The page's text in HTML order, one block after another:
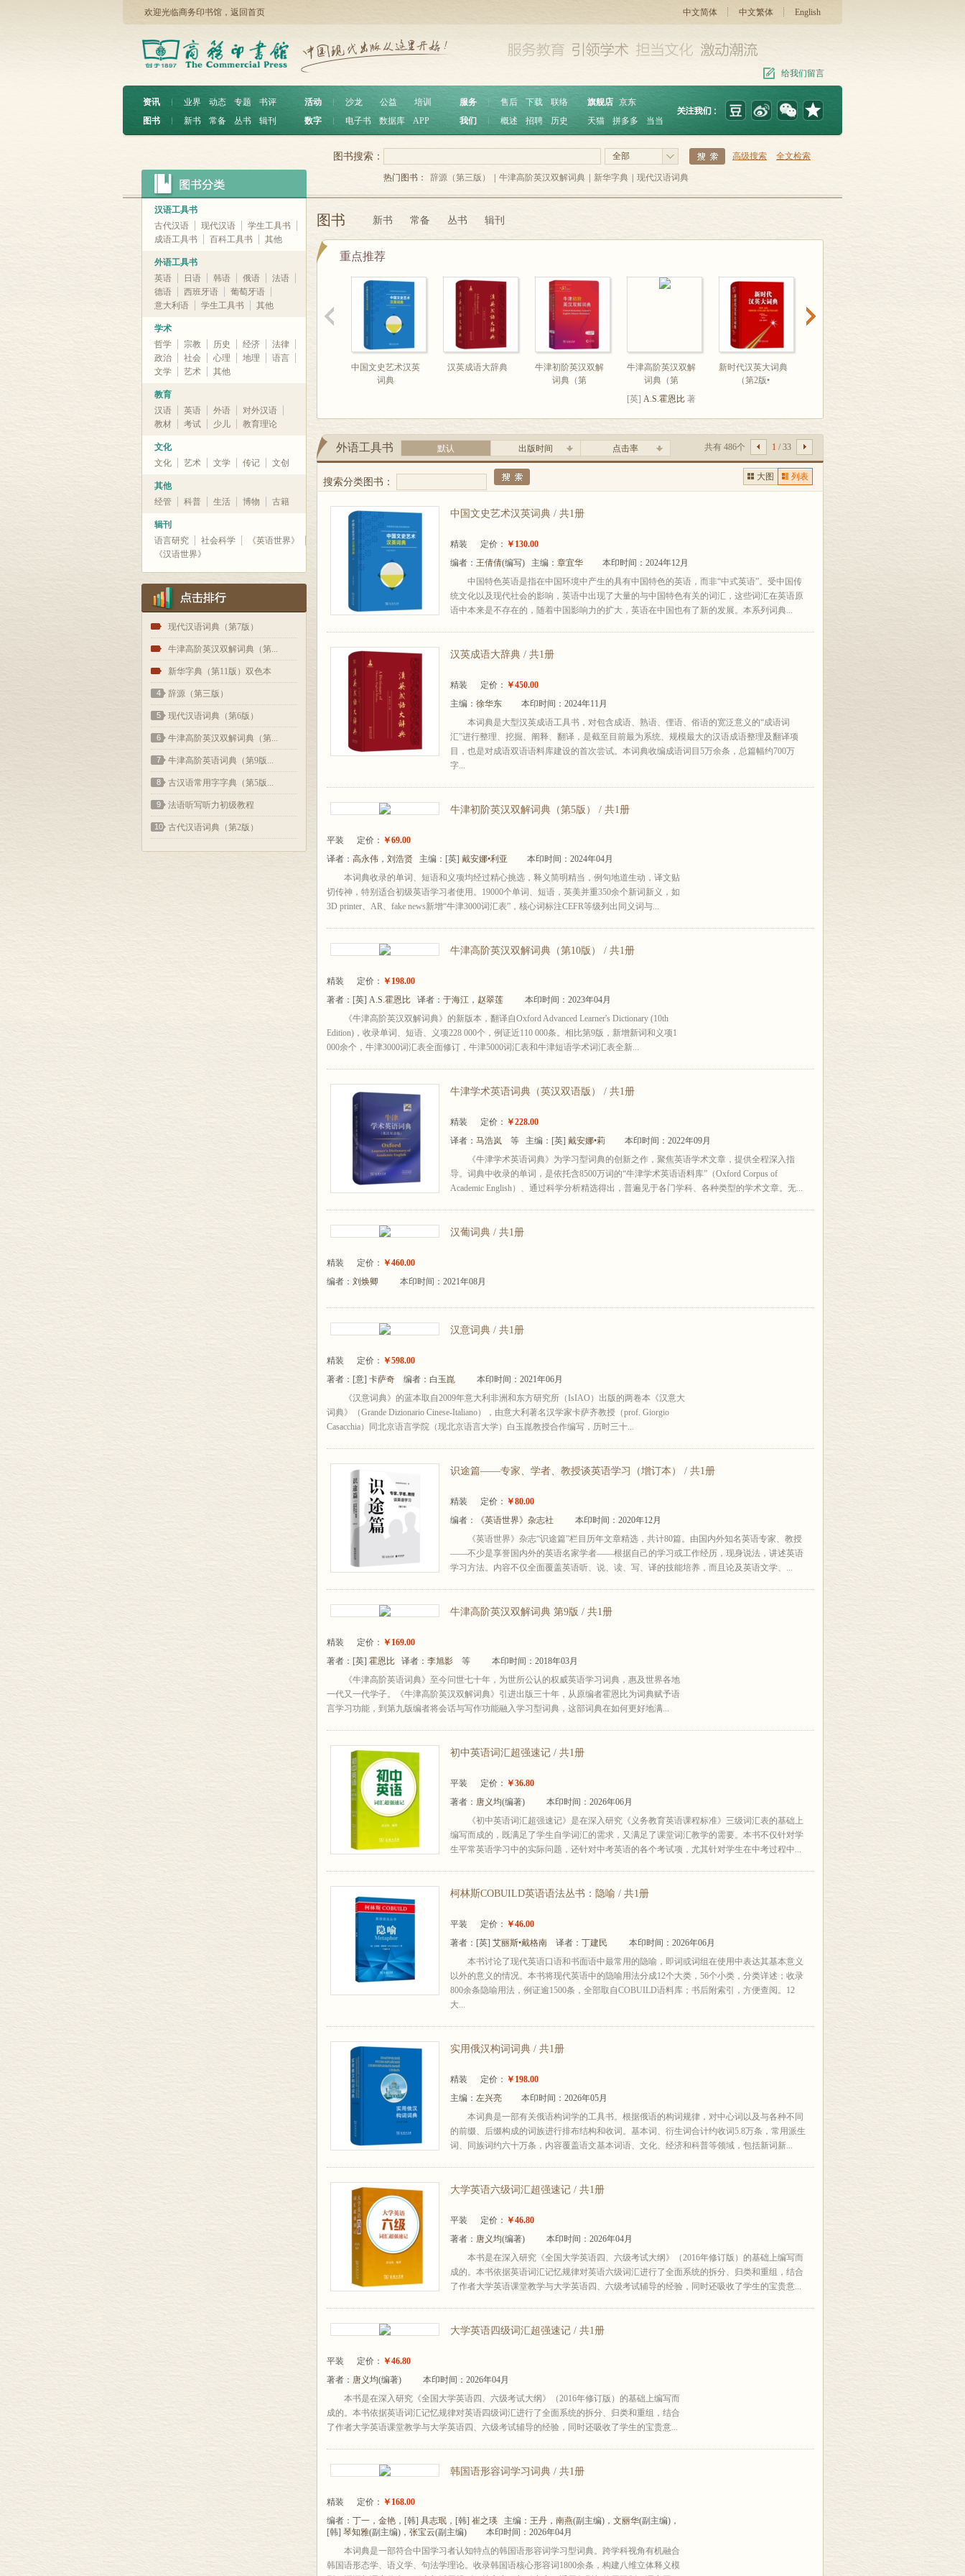
欢迎光临商务印书馆， 返回首页 中文简体 中文繁体 English
给我们留言
资讯 ︱ 业界 动态 专题
书评
图书
︱ 新书 常备 丛书 辑刊
活动 沙龙 公益
培训
数字
电子书 数据库 APP
服务 ︱ 售后 下载
联络
我们
概述 招聘 历史
旗舰店 京东
天猫
拼多多 当当
汉语工具书
古代汉语
现代汉语
学生工具书
成语工具书
百科工具书 其他
外语工具书
英语
日语 韩语 俄语
法语
德语
西班牙语
葡萄牙语
意大利语
学生工具书 其他
学术
哲学
宗教 历史 经济
法律
政治
社会 心理 地理
语言
文学
艺术 其他
教育
汉语
英语 外语
对外汉语
教材
考试 少儿 教育理论
文化
文化
艺术 文学 传记 文创
其他
经管
科普 生活 博物 古籍
辑刊
语言研究
社会科学
《英语世界》
《汉语世界》
1 现代汉语词典（第7版）
2 牛津高阶英汉双解词典（第...
3 新华字典（第11版）双色本
4 辞源（第三版）
5 现代汉语词典（第6版）
6 牛津高阶英汉双解词典（第...
7 牛津高阶英语词典（第9版...
8 古汉语常用字字典（第5版...
9 法语听写听力初级教程
10 古代汉语词典（第2版）
全部 高级搜索 全文检索
图书搜索：
热门图书： 辞源（第三版） 牛津高阶英汉双解词典 新华字典 现代汉语词典
图书 新书 常备 丛书 辑刊
重点推荐
中国文史艺术汉英
词典
汉英成语大辞典
牛津初阶英汉双解
词典（第
牛津高阶英汉双解
词典（第
[英] A.S.霍恩比 著
新时代汉英大词典
（第2版•
外语工具书 默认 出版时间 点击率 共有 486个 1 / 33
大图 列表
搜索分类图书：
中国文史艺术汉英词典 / 共1册
精装 定价： ￥130.00
编者： 王倩倩(编写) 主编： 章宜华
本印时间：2024年12月
中国特色英语是指在中国环境中产生的具有中国特色的英语，而非“中式英语”。受中国传
统文化以及现代社会的影响，英语中出现了大量的与中国特色有关的词汇，这些词汇在英语原
语中本来是不存在的，随着中国影响力的扩大，英语在中国也有了新的发展。本系列词典...
汉英成语大辞典 / 共1册
精装 定价： ￥450.00
主编： 徐华东
本印时间：2024年11月
本词典是大型汉英成语工具书，对包含成语、熟语、俚语、俗语的宽泛意义的“成语词
汇”进行整理、挖掘、阐释、翻译，是截至目前最为系统、规模最大的汉语成语整理及翻译项
目，也是对成语双语语料库建设的首次尝试。本词典收编成语词目5万余条，总篇幅约700万
字...
牛津初阶英汉双解词典（第5版） / 共1册
平装 定价： ￥69.00
译者： 高永伟 ， 刘浩贤 主编： [英] 戴安娜•利亚
本印时间：2024年04月
本词典收录的单词、短语和义项均经过精心挑选，释义简明精当，例句地道生动，译文贴
切传神，特别适合初级英语学习者使用。19000个单词、短语，英美并重350余个新词新义，如
3D printer、AR、fake news新增“牛津3000词汇表”，核心词标注CEFR等级列出同义词与...
牛津高阶英汉双解词典（第10版） / 共1册
精装 定价： ￥198.00
著者： [英] A.S.霍恩比 译者： 于海江 ， 赵翠莲
本印时间：2023年04月
《牛津高阶英汉双解词典》的新版本，翻译自Oxford Advanced Learner's Dictionary (10th
Edition)，收录单词、短语、义项228 000个，例证近110 000条。相比第9版，新增新词和义项1
000余个，牛津3000词汇表全面修订，牛津5000词汇表和牛津短语学术词汇表全新...
牛津学术英语词典（英汉双语版） / 共1册
精装 定价： ￥228.00
译者： 马浩岚 等 主编： [英] 戴安娜•莉
本印时间：2022年09月
《牛津学术英语词典》为学习型词典的创新之作，聚焦英语学术文章，提供全程深入指
导。词典中收录的单词，是依托含8500万词的“牛津学术英语语料库”（Oxford Corpus of
Academic English）、通过科学分析精选得出，普遍见于各门学科、各种类型的学术文章。无...
汉葡词典 / 共1册
精装 定价： ￥460.00
编者： 刘焕卿 本印时间：2021年08月
汉意词典 / 共1册
精装 定价： ￥598.00
著者： [意] 卡萨奇 编者： 白玉崑
本印时间：2021年06月
《汉意词典》的蓝本取自2009年意大利非洲和东方研究所（IsIAO）出版的两卷本《汉意大
词典》（Grande Dizionario Cinese-Italiano），由意大利著名汉学家卡萨齐教授（prof. Giorgio
Casacchia）同北京语言学院（现北京语言大学）白玉崑教授合作编写，历时三十...
识途篇——专家、学者、教授谈英语学习（增订本） / 共1册
精装 定价： ￥80.00
编者：
《英语世界》杂志社
本印时间：2020年12月
《英语世界》杂志“识途篇”栏目历年文章精选，共计80篇。由国内外知名英语专家、教授
——不少是享誉国内外的英语名家学者——根据自己的学习或工作经历，现身说法，讲述英语
学习方法。内容不仅全面覆盖英语听、说、读、写、译的技能培养，而且论及英语文学、...
牛津高阶英汉双解词典 第9版 / 共1册
精装 定价： ￥169.00
著者： [英] 霍恩比 译者： 李旭影 等
本印时间：2018年03月
《牛津高阶英语词典》至今问世七十年，为世所公认的权威英语学习词典，惠及世界各地
一代又一代学子。《牛津高阶英汉双解词典》引进出版三十年，从原编者霍恩比为词典赋予语
言学习功能，到第九版编者将会话与写作功能融入学习型词典，这部词典在如何更好地满...
初中英语词汇超强速记 / 共1册
平装 定价： ￥36.80
著者： 唐义均(编著)
本印时间：2026年06月
《初中英语词汇超强速记》是在深入研究《义务教育英语课程标准》三级词汇表的基础上
编写而成的，既满足了学生自学词汇的需求，又满足了课堂词汇教学的需要。本书不仅针对学
生平常英语学习中的实际问题，还针对中考英语的各个考试项，尤其针对学生在中考过程中...
柯林斯COBUILD英语语法丛书：隐喻 / 共1册
平装 定价： ￥46.00
著者： [英] 艾丽斯•戴格南 译者： 丁建民
本印时间：2026年06月
本书讨论了现代英语口语和书面语中最常用的隐喻，即词或词组在使用中表达其基本意义
以外的意义的情况。本书将现代英语中的隐喻用法分成12个大类，56个小类，分类详述；收录
800余条隐喻用法，例证逾1500条，全部取自COBUILD语料库；书后附索引，方便查阅。12
大...
实用俄汉构词词典 / 共1册
精装 定价： ￥198.00
主编： 左兴亮
本印时间：2026年05月
本词典是一部有关俄语构词学的工具书。根据俄语的构词规律，对中心词以及与各种不同
的前缀、后缀构成的词族进行排布结构和收词。基本词、衍生词合计约收词5.8万条，常用派生
词、同族词约六十万条，内容覆盖语文基本词语、文化、经济和科普等领域，包括新词新...
大学英语六级词汇超强速记 / 共1册
平装 定价： ￥46.80
著者： 唐义均(编著)
本印时间：2026年04月
本书是在深入研究《全国大学英语四、六级考试大纲》（2016年修订版）的基础上编写而
成的。本书依据英语词汇记忆规律对英语六级词汇进行了全面系统的拆分、归类和重组，结合
了作者大学英语课堂教学与大学英语四、六级考试辅导的经验，同时还吸收了学生的宝贵意...
大学英语四级词汇超强速记 / 共1册
平装 定价： ￥46.80
著者： 唐义均(编著)
本印时间：2026年04月
本书是在深入研究《全国大学英语四、六级考试大纲》（2016年修订版）的基础上编写而
成的。本书依据英语词汇记忆规律对英语四级词汇进行了全面系统的拆分、归类和重组，结合
了作者大学英语课堂教学与大学英语四、六级考试辅导的经验，同时还吸收了学生的宝贵意...
韩国语形容词学习词典 / 共1册
精装 定价： ￥168.00
编者： 丁一 ， 金艳 ，[韩] 具志珉 ，[韩] 崔之瑛 主编： 王丹 ， 南燕(副主编)， 文丽华(副主编)，
[韩] 琴知雅(副主编)， 张宝云(副主编)
本印时间：2026年04月
本词典是一部符合中国学习者认知特点的韩国语形容词学习型词典。跨学科视角有机融合
韩国语形态学、语义学、句法学理论。收录韩国语核心形容词1800余条，构建八维立体释义模